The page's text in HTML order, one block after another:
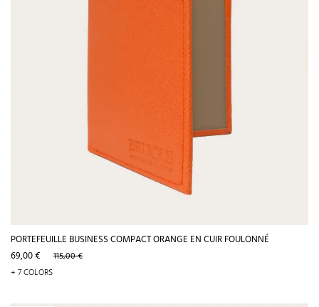
PORTEFEUILLE BUSINESS COMPACT ORANGE EN CUIR FOULONNÉ
Prix
69,00 € Prix
de
base
115,00 €
+ 7 COLORS